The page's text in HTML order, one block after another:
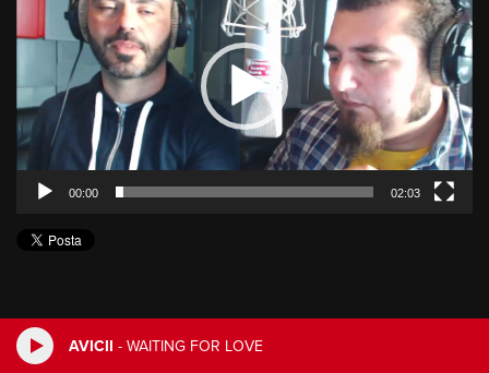
AVICII - WAITING FOR LOVE
00:00 02:03